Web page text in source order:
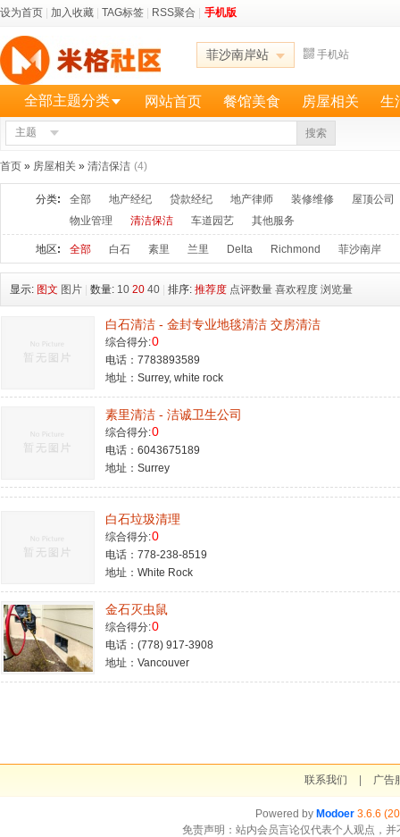
设为首页 加入收藏 TAG标签 RSS聚合 手机版
菲沙南岸站 手机站
全部主题分类 网站首页 餐馆美食 房屋相关 生
主题 搜索
首页 » 房屋相关 » 清洁保洁 (4)
分类: 全部 地产经纪 贷款经纪 地产律师 装修维修
屋顶公司
物业管理
清洁保洁 车道园艺 其他服务
地区: 全部 白石 素里 兰里 Delta Richmond 菲沙南岸
显示: 图文 图片 数量: 10 20 40 排序: 推荐度 点评数量 喜欢程度 浏览量
白石清洁 - 金封专业地毯清洁 交房清洁
综合得分:0
电话：7783893589
地址：Surrey, white rock
素里清洁 - 洁诚卫生公司
综合得分:0
电话：6043675189
地址：Surrey
白石垃圾清理
综合得分:0
电话：778-238-8519
地址：White Rock
金石灭虫鼠
综合得分:0
电话：(778) 917-3908
地址：Vancouver
联系我们 广告
Powered by Modoer 3.6.6
免责声明：站内会员言论仅代表个人观点，